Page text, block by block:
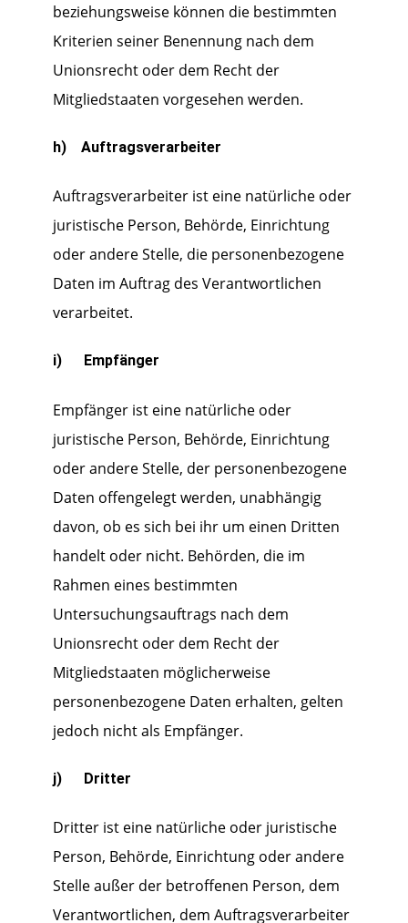
beziehungsweise können die bestimmten
Kriterien seiner Benennung nach dem
Unionsrecht oder dem Recht der
Mitgliedstaaten vorgesehen werden.
h) Auftragsverarbeiter
Auftragsverarbeiter ist eine natürliche oder
juristische Person, Behörde, Einrichtung
oder andere Stelle, die personenbezogene
Daten im Auftrag des Verantwortlichen
verarbeitet.
i) Empfänger
Empfänger ist eine natürliche oder
juristische Person, Behörde, Einrichtung
oder andere Stelle, der personenbezogene
Daten offengelegt werden, unabhängig
davon, ob es sich bei ihr um einen Dritten
handelt oder nicht. Behörden, die im
Rahmen eines bestimmten
Untersuchungsauftrags nach dem
Unionsrecht oder dem Recht der
Mitgliedstaaten möglicherweise
personenbezogene Daten erhalten, gelten
jedoch nicht als Empfänger.
j) Dritter
Dritter ist eine natürliche oder juristische
Person, Behörde, Einrichtung oder andere
Stelle außer der betroffenen Person, dem
Verantwortlichen, dem Auftragsverarbeiter